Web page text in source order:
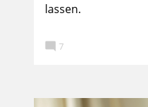
lassen.
 7